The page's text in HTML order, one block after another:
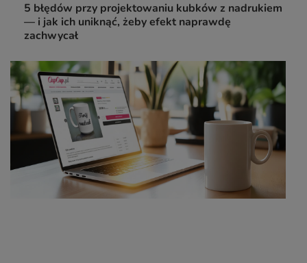
5 błędów przy projektowaniu kubków z nadrukiem
— i jak ich uniknąć, żeby efekt naprawdę
zachwycał